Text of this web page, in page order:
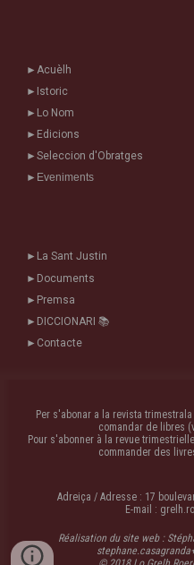
►Acuèlh
► Istoric
► Lo Nom
► Edicions
►Seleccion d'Obratges
► Eveniments
► La Sant Justin
► Documents
► Premsa
► DICCIONARI📚
► Contacte
Per s'abonar a la revista
comandar de libres
Pour s'abonner à la revue
commander des
Adreiça / Adresse : 17
E-mail :
Réalisation du site web :